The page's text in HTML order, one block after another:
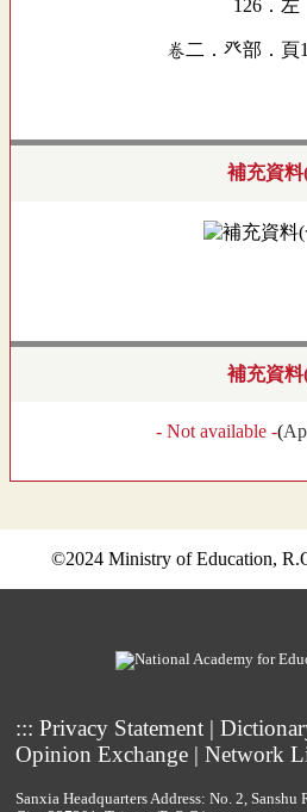
卷二．癶部．頁
補充資料
補充資料
- Not available -(
©2024 Ministry of Education,
::: Privacy Statement|
Opinion Exchange| Network
Sanxia Headquarters Address: No. 2,